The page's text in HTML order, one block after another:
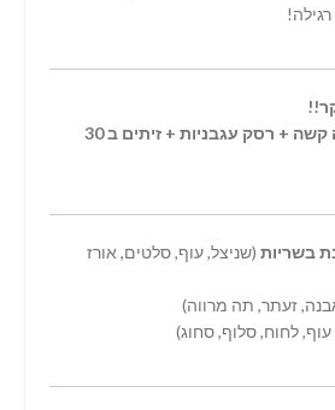
ג'חנון/מלאווח + ביצה קשה + רסק עגבניות + זיתים ב 30
בשריות (שניצל, עוף, סלטים, אורז
זעתר, תה מרווה)
לחוח, סלוף, סחוג)